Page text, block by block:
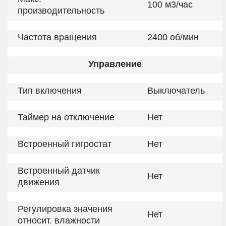
производительность
100 м3/час
Частота вращения 2400 об/мин
Управление
Тип включения Выключатель
Таймер на отключение Нет
Встроенный гигростат Нет
Встроенный датчик
движения
Нет
Регулировка значения
относит. влажности
Нет